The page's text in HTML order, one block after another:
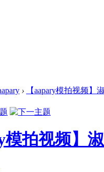
›
【aapary模拍视频
模拍视频】